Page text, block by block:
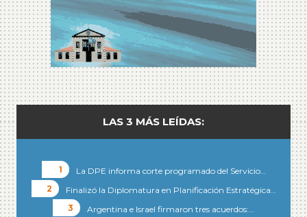
LAS 3 MÁS LEÍDAS:
La DPE informa corte programado del Servicio…
Finalizó la Diplomatura en Planificación Estratégica…
Argentina e Israel firmaron tres acuerdos:…